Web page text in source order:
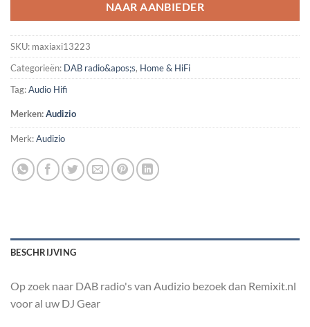
NAAR AANBIEDER
SKU: maxiaxi13223
Categorieën: DAB radio&apos;s, Home & HiFi
Tag:Audio Hifi
Merken:Audizio
Merk:Audizio
BESCHRIJVING
Op zoek naar DAB radio's van Audizio bezoek dan Remixit.nl
voor al uw DJ Gear